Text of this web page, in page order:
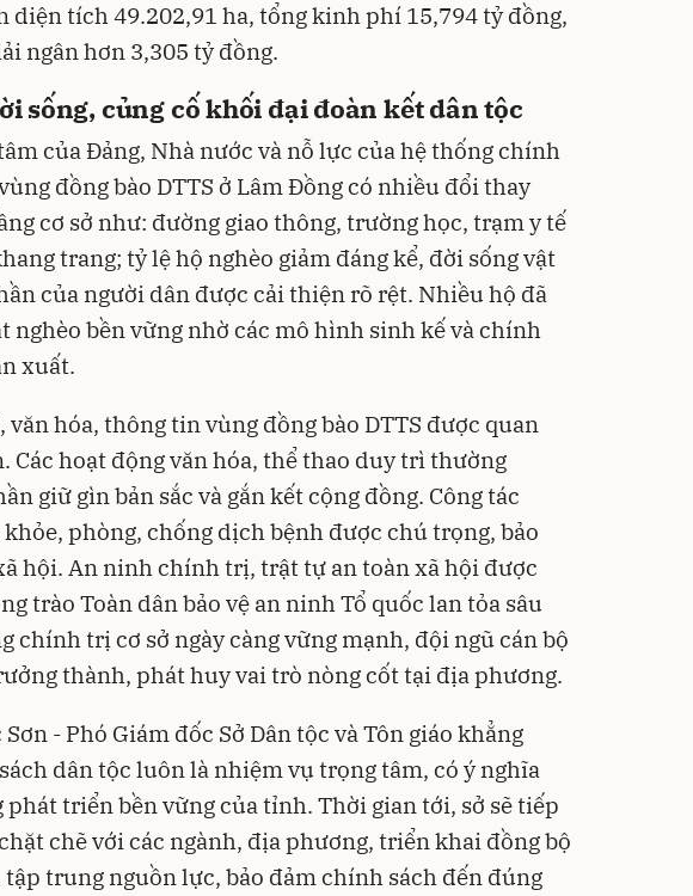
diện tích 49.202,91 ha, tổng kinh phí 15,794 tỷ đồng,
ngân hơn 3,305 tỷ đồng.
sống, củng cố khối đại đoàn kết dân tộc
của Đảng, Nhà nước và nỗ lực của hệ thống chính
đồng bào DTTS ở Lâm Đồng có nhiều đổi thay
cơ sở như: đường giao thông, trường học, trạm y tế
trang; tỷ lệ hộ nghèo giảm đáng kể, đời sống vật
của người dân được cải thiện rõ rệt. Nhiều hộ đã
nghèo bền vững nhờ các mô hình sinh kế và chính
xuất.
văn hóa, thông tin vùng đồng bào DTTS được quan
Các hoạt động văn hóa, thể thao duy trì thường
giữ gìn bản sắc và gắn kết cộng đồng. Công tác
phòng, chống dịch bệnh được chú trọng, bảo
hội. An ninh chính trị, trật tự an toàn xã hội được
trào Toàn dân bảo vệ an ninh Tổ quốc lan tỏa sâu
chính trị cơ sở ngày càng vững mạnh, đội ngũ cán bộ
thành, phát huy vai trò nòng cốt tại địa phương.
- Phó Giám đốc Sở Dân tộc và Tôn giáo khẳng
dân tộc luôn là nhiệm vụ trọng tâm, có ý nghĩa
phát triển bền vững của tỉnh. Thời gian tới, sở sẽ tiếp
chẽ với các ngành, địa phương, triển khai đồng bộ
tập trung nguồn lực, bảo đảm chính sách đến đúng